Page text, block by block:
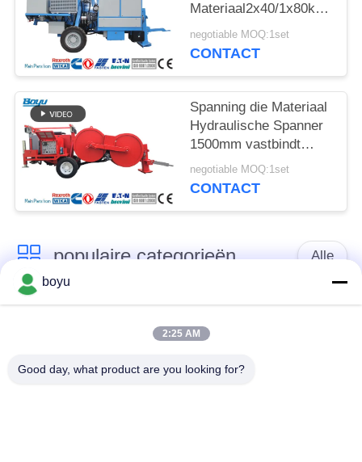
Materiaal2x40/1x80kn
Hydraulisch Spanner
negotiable MOQ:1set
CONTACT
Spanning die Materiaal
Hydraulische Spanner
1500mm vastbindt
stier-Wiel Diameter
negotiable MOQ:1set
CONTACT
populaire categorieën Alle
transmissielijn die
Luchtlijn die Materiaal
vastbinden
spanning die
De antikabel van de
boyu
2:25 AM
Good day, what product are you looking for?